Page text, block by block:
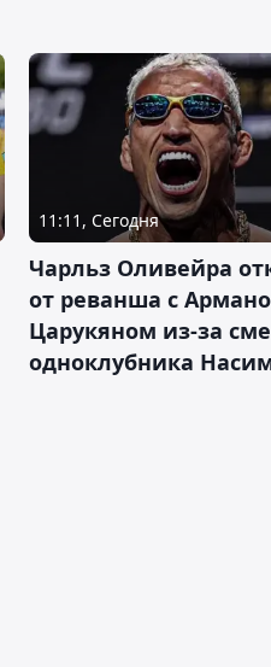
11:11, Сегодня
Чарльз Оливейра
от реванша с
Царукяном из-за
одноклубника